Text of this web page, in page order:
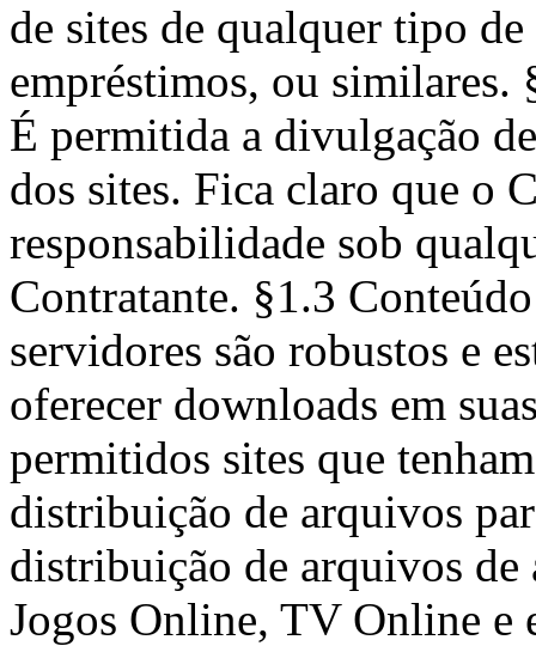
de sites de qualquer tipo
empréstimos, ou similares.
É permitida a divulgação
dos sites. Fica claro que o
responsabilidade sob
Contratante. §1.3
servidores são robustos e
oferecer downloads em
permitidos sites que
distribuição de arquivos
distribuição de arquivos
Jogos Online, TV Online e